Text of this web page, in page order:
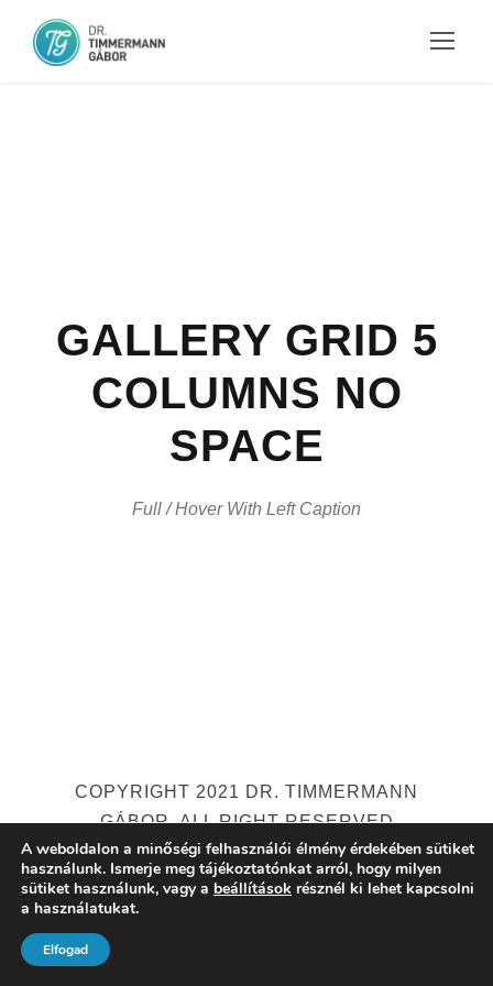
GALLERY GRID 5
COLUMNS NO
SPACE
Full / Hover With Left Caption
COPYRIGHT 2021 DR. TIMMERMANN
GÁBOR, ALL RIGHT RESERVED
A weboldalon a minőségi felhasználói élmény érdekében sütiket
használunk. Ismerje meg tájékoztatónkat arról, hogy milyen
sütiket használunk, vagy a beállítások résznél ki lehet kapcsolni
a használatukat.
Elfogad